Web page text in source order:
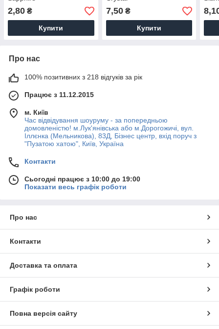
2,80 ₴
Купити
7,50₴
Купити
Про нас
100% позитивних з 218 відгуків за рік
Працює з 11.12.2015
м. Київ
Час відвідування шоуруму - за попередньою
домовленістю! м.Лук'янівська або м.Дорогожичі, вул.
Іллєнка (Мельникова), 83Д, Бізнес центр, вхід поруч з
"Пузатою хатою", Київ, Україна
Контакти
Сьогодні працює з 10:00 до 19:00
Показати весь графік роботи
Про нас
Контакти
Доставка та оплата
Графік роботи
Повна версія сайту